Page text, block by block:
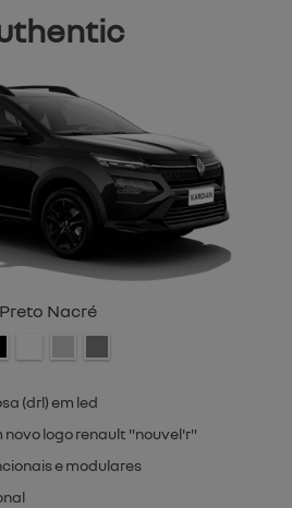
Preto Nacré
(drl) em led
logo renault "nouvel'r"
e modulares